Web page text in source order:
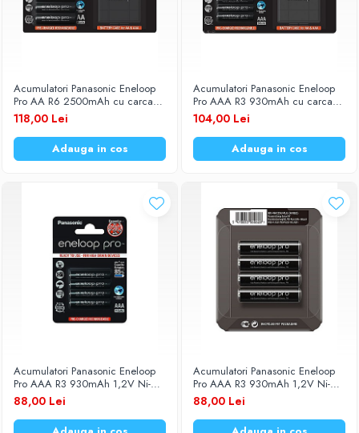
Ventilatoare
Diverse gadgeturi
Accesorii auto
Redresoare
Roboti pornire
Diverse accesorii auto
Incarcator masina electrica
Aparate de spalat cu presiune
Compresoare
Acumulatori Panasonic Eneloop
Pro AA R6 2500mAh cu carcasa
1,2V Ni-MH BK-3HCDEC4BE set 4
buc.
118,00 Lei
Adauga in cos
Acumulatori Panasonic Eneloop
Pro AAA R3 930mAh cu carcasa
1,2V Ni-MH BK-4HCDEC4BE set
4 buc
104,00 Lei
Adauga in cos
Acumulatori Panasonic Eneloop
Pro AAA R3 930mAh 1,2V Ni-
MH BK-4HCDE/4BE set 4 buc.
88,00 Lei
Acumulatori Panasonic Eneloop
Pro AAA R3 930mAh 1,2V Ni-
MH BK-4HCDE/4LE set 4 buc.
88,00 Lei